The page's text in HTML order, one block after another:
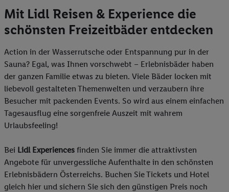
Mit Lidl Reisen & Experience die
schönsten Freizeitbäder entdecken
Action in der Wasserrutsche oder Entspannung pur in der
Sauna? Egal, was Ihnen vorschwebt – Erlebnisbäder haben
der ganzen Familie etwas zu bieten. Viele Bäder locken mit
liebevoll gestalteten Themenwelten und verzaubern ihre
Besucher mit packenden Events. So wird aus einem einfachen
Tagesausflug eine sorgenfreie Auszeit mit wahrem
Urlaubsfeeling!
Bei Lidl Experiences finden Sie immer die attraktivsten
Angebote für unvergessliche Aufenthalte in den schönsten
Erlebnisbädern Österreichs. Buchen Sie Tickets und Hotel
gleich hier und sichern Sie sich den günstigen Preis noch